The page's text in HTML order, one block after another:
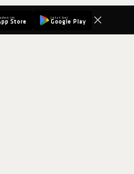
im
Store
Jetzt bei
Google Play